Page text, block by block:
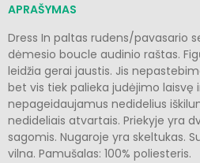
APRAŠYMAS
Dress In paltas rudens/pavasario
dėmesio boucle audinio raštas.
leidžia gerai jaustis. Jis
bet vis tiek palieka judėjimo laisvę
nepageidaujamus nedidelius
nedideliais atvartais. Priekyje yra
sagomis. Nugaroje yra skeltukas.
vilna. Pamušalas: 100% poliesteris.